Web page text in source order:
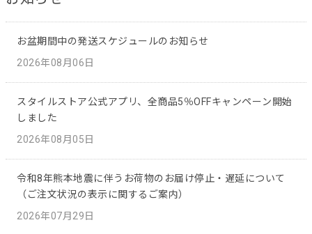
お盆期間中の発送スケジュールのお知らせ
2026年08月06日
スタイルストア公式アプリ、全商品5％OFFキャンペーン開始
しました
2026年08月05日
令和8年熊本地震に伴うお荷物のお届け停止・遅延について
（ご注文状況の表示に関するご案内）
2026年07月29日